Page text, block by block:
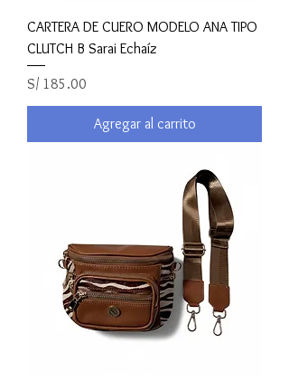
CARTERA DE CUERO MODELO ANA TIPO
CLUTCH B Sarai Echaíz
Precio
S/ 185.00
Agregar al carrito